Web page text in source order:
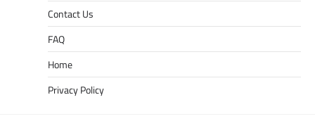
Contact Us
FAQ
Home
Privacy Policy